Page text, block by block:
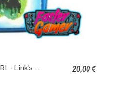
Housse de Transport HORI - Link's Awakening - Pour Switch 20,00 €